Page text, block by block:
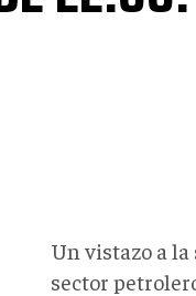
Un vistazo a
sector